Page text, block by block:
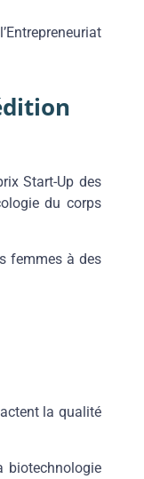
Start-Up des
du corps
femmes à des
la qualité
biotechnologie